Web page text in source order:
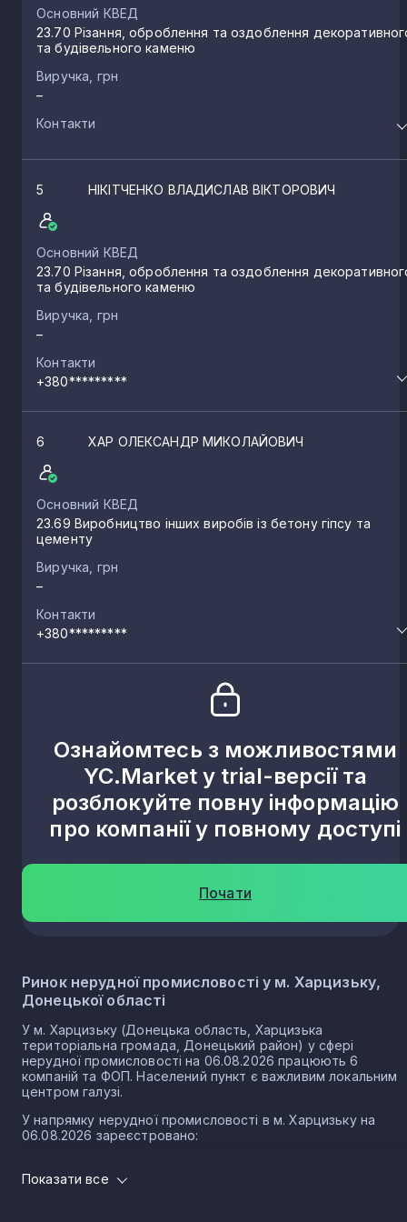
Основний КВЕД
23.70 Різання, оброблення та оздоблення
та будівельного каменю
Виручка, грн
–
Контакти
5 НІКІТЧЕНКО ВЛАДИСЛАВ ВІКТОРОВИЧ
Основний КВЕД
23.70 Різання, оброблення та оздоблення
та будівельного каменю
Виручка, грн
–
Контакти
+380*********
6 ХАР ОЛЕКСАНДР МИКОЛАЙОВИЧ
Основний КВЕД
23.69 Виробництво інших виробів із бетону гіпсу та
цементу
Виручка, грн
–
Контакти
+380*********
Ознайомтесь з можливостями
YC.Market у trial-версії та
розблокуйте повну інформацію
про компанії у повному доступі
Почати
Ринок нерудної промисловості у м. Харцизьку,
Донецької області
У м. Харцизьку (Донецька область, Харцизька
територіальна громада, Донецький район) у сфері
нерудної промисловості на 06.08.2026 працюють 6
компаній та ФОП. Населений пункт є важливим локальним
центром галузі.
У напрямку нерудної промисловості в м. Харцизьку на
06.08.2026 зареєстровано:
6 ФОП
Показати все